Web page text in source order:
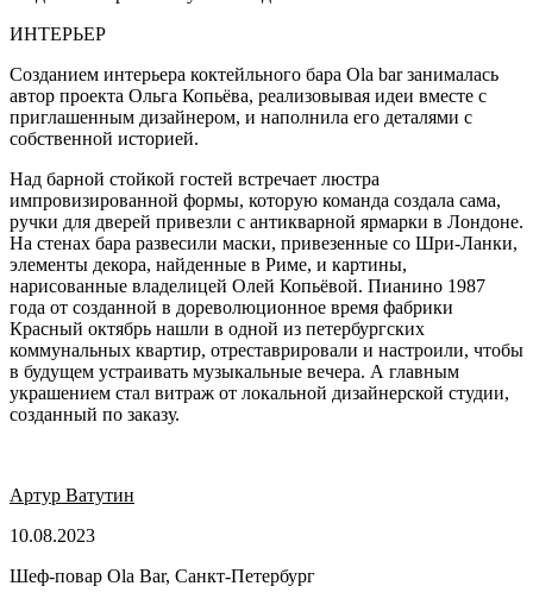
ИНТЕРЬЕР
Созданием интерьера коктейльного бара Ola bar занималась
автор проекта Ольга Копьёва, реализовывая идеи вместе с
приглашенным дизайнером, и наполнила его деталями с
собственной историей.
Над барной стойкой гостей встречает люстра
импровизированной формы, которую команда создала сама,
ручки для дверей привезли с антикварной ярмарки в Лондоне.
На стенах бара развесили маски, привезенные со Шри-Ланки,
элементы декора, найденные в Риме, и картины,
нарисованные владелицей Олей Копьёвой. Пианино 1987
года от созданной в дореволюционное время фабрики
Красный октябрь нашли в одной из петербургских
коммунальных квартир, отреставрировали и настроили, чтобы
в будущем устраивать музыкальные вечера. А главным
украшением стал витраж от локальной дизайнерской студии,
созданный по заказу.
Артур Ватутин
10.08.2023
Шеф-повар Ola Bar, Санкт-Петербург